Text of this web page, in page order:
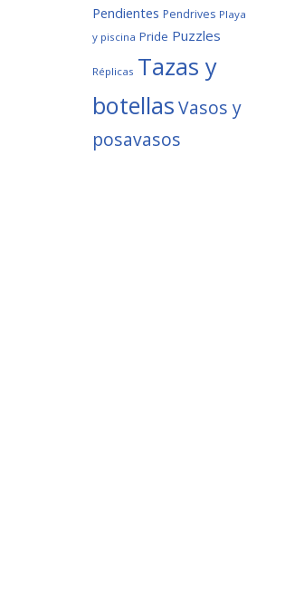
Pendientes Pendrives Playa
y piscina Pride Puzzles
Réplicas Tazas y
botellasVasos y
posavasos